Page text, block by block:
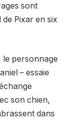
sont
Pixar en six
le personnage
– essaie
son chien,
dans